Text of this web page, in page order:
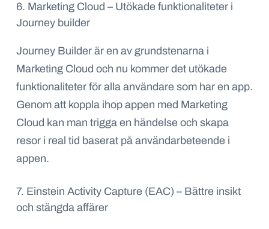
6. Marketing Cloud – Utökade funktionaliteter i
Journey builder
Journey Builder är en av grundstenarna i
Marketing Cloud och nu kommer det utökade
funktionaliteter för alla användare som har en app.
Genom att koppla ihop appen med Marketing
Cloud kan man trigga en händelse och skapa
resor i real tid baserat på användarbeteende i
appen.
7. Einstein Activity Capture (EAC) – Bättre insikt
och stängda affärer